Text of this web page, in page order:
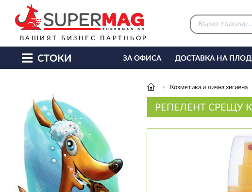
ВАШИЯТ БИЗНЕС ПАРТНЬОР
СТОКИ ЗА ОФИСА ДОСТАВКА НА
Козметика и лична хигиена
РЕПЕЛЕНТ СРЕЩУ